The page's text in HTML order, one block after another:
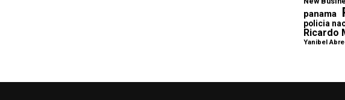
panama
policia
Ricardo
Yanibel